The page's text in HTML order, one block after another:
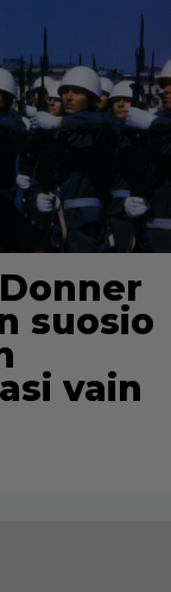
suosio
vain